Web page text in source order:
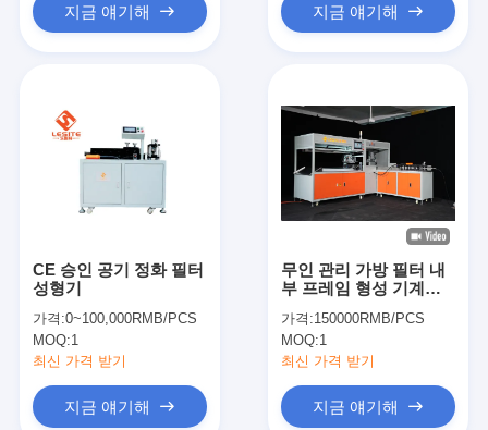
지금 얘기해 지금 얘기해
CE 승인 공기 정화 필터
성형기
가격:0~100,000RMB/PCS
MOQ:1
최신 가격 받기
지금 얘기해
무인 관리 가방 필터 내
부 프레임 형성 기계
가격:150000RMB/PCS
MOQ:1
최신 가격 받기
지금 얘기해